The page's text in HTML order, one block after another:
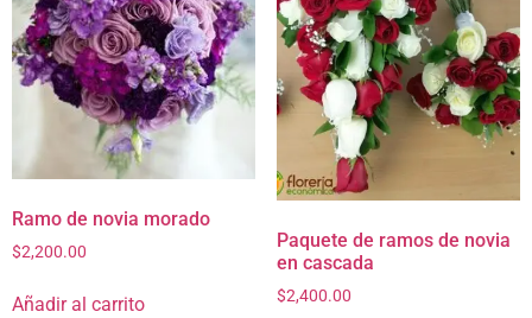
Ramo de novia morado
$2,200.00
Añadir al carrito
Paquete de ramos de novia
en cascada
$2,400.00